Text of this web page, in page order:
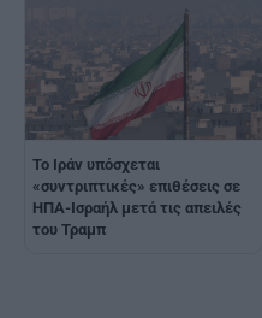
Το Ιράν υπόσχεται
«συντριπτικές» επιθέσεις σε
ΗΠΑ-Ισραήλ μετά τις απειλές
του Τραμπ